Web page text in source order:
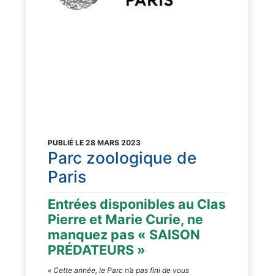
PUBLIÉ LE 28 MARS 2023
Parc zoologique de
Paris
Entrées disponibles au Clas
Pierre et Marie Curie, ne
manquez pas « SAISON
PRÉDATEURS »
« Cette année, le Parc n’a pas fini de vous